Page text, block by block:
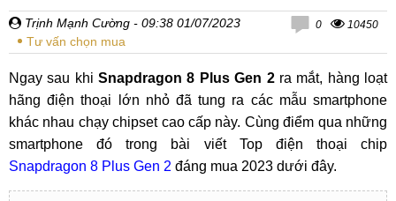
Trịnh Mạnh Cường - 09:38 01/07/2023
Tư vấn chọn mua
0 10450
Ngay sau khiSnapdragon 8 Plus Gen 2ra mắt, hàng loạt
hãng điện thoại lớn nhỏ đã tung ra các mẫu smartphone
khác nhau chạy chipset cao cấp này. Cùng điểm qua những
smartphone đó trong bài viết Top điện thoại chip
Snapdragon 8 Plus Gen 2 đáng mua 2023 dưới đây.